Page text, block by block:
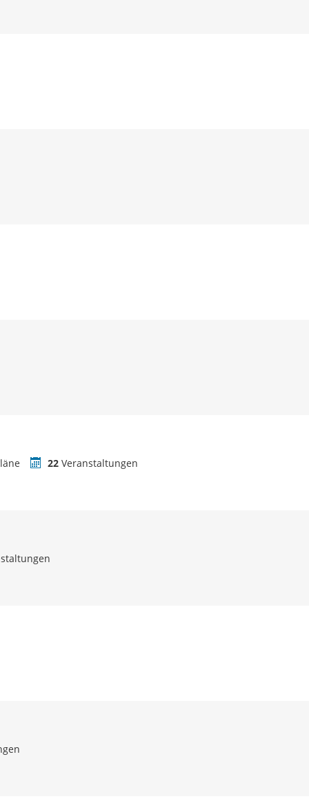
22 Veranstaltungen